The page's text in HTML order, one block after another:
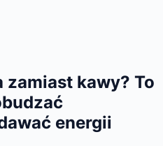
kawy? To
energii